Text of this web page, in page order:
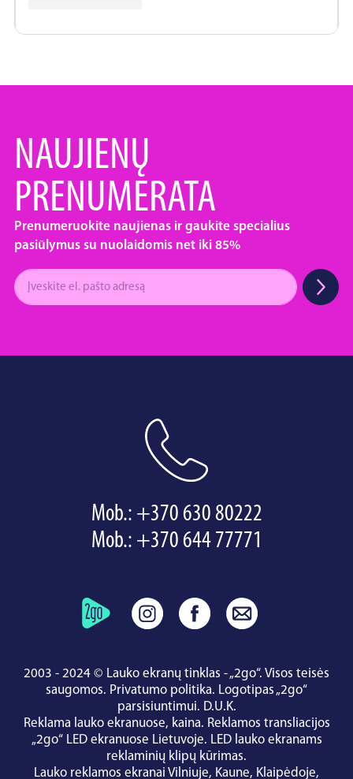
NAUJIENŲ
PRENUMERATA
Prenumeruokite naujienas ir gaukite specialius
pasiūlymus su nuolaidomis net iki 85%
Mob.: +370 630 80222
Mob.: +370 644 77771
2003 - 2024 © Lauko ekranų tinklas - „2go“. Visos teisės
saugomos. Privatumo politika. Logotipas „2go“
parsisiuntimui. D.U.K.
Reklama lauko ekranuose, kaina. Reklamos transliacijos
„2go“ LED ekranuose Lietuvoje. LED lauko ekranams
reklaminių klipų kūrimas.
Lauko reklamos ekranai Vilniuje, Kaune, Klaipėdoje,